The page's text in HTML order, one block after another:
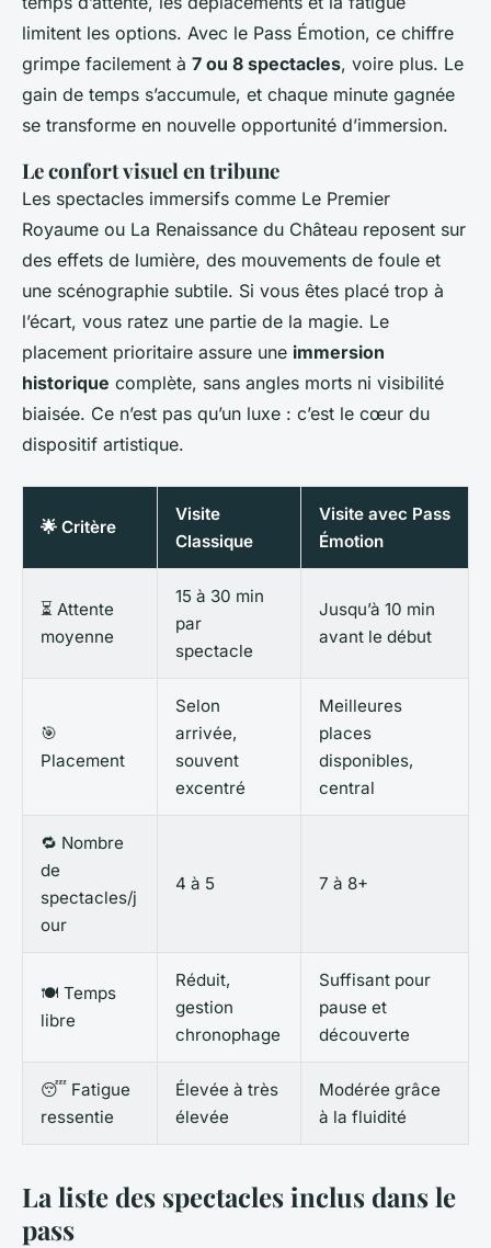
limitent les options. Avec le Pass Émotion, ce chiffre
grimpe facilement à 7 ou 8 spectacles, voire plus. Le
gain de temps s’accumule, et chaque minute gagnée
se transforme en nouvelle opportunité d’immersion.
Le confort visuel en tribune
Les spectacles immersifs comme Le Premier
Royaume ou La Renaissance du Château reposent sur
des effets de lumière, des mouvements de foule et
une scénographie subtile. Si vous êtes placé trop à
l’écart, vous ratez une partie de la magie. Le
placement prioritaire assure une immersion
historique complète, sans angles morts ni visibilité
biaisée. Ce n’est pas qu’un luxe : c’est le cœur du
dispositif artistique.
🌟 Critère
Visite
Classique
Visite avec Pass
Émotion
⏳ Attente
moyenne
15 à 30 min
par
spectacle
Jusqu’à 10 min
avant le début
🎯
Placement
Selon
arrivée,
souvent
excentré
Meilleures
places
disponibles,
central
🔁 Nombre
de
spectacles/j
our
4 à 5 7 à 8+
🍽️ Temps
libre
Réduit,
gestion
chronophage
Suffisant pour
pause et
découverte
😴 Fatigue
ressentie
Élevée à très
élevée
Modérée grâce
à la fluidité
La liste des spectacles inclus dans le
pass